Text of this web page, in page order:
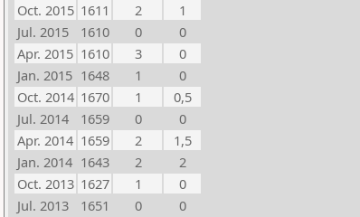
Oct. 2015 1611 2
1
Jul. 2015
1610 0
0
Apr. 2015 1610 3
0
Jan. 2015 1648 1
0
Oct. 2014 1670 1
0,5
Jul. 2014
1659 0
0
Apr. 2014 1659 2
1,5
Jan. 2014 1643 2
2
Oct. 2013 1627 1
0
Jul. 2013
1651 0
0